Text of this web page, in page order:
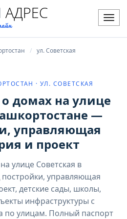
АДРЕС
ул. Советская
· УЛ. СОВЕТСКАЯ
домах на улице
—
управляющая
и проект
улице Советская в
управляющая
детские сады, школы,
инфраструктуры с
по улицам. Полный паспорт